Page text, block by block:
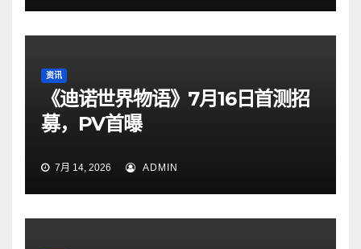
资讯
《迪诺世界物语》7月16日首测招
募，PV首曝
7月 14, 2026 ADMIN